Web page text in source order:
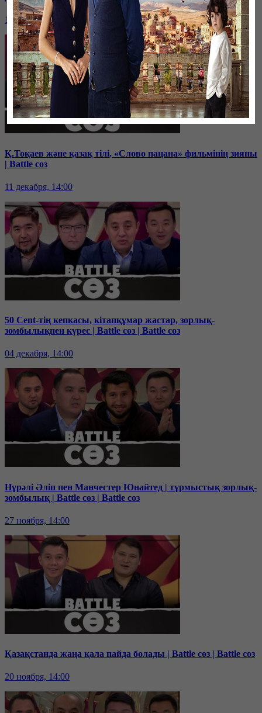
19 декабря, 14:00
Қ.Тоқаев және қазақ тілі, «Слово пацана» фильмінің зияны
| Battle соз
11 декабря, 14:00
50 Cent-тің кепкасы, кітапқұмар жастар, зорлық-
зомбылықпен күрес | Battle сөз | Battle соз
04 декабря, 14:00
Нұрәлі Әліп пен Манчестер Юнайтед | тұрмыстық зорлық-
зомбылық | Battle сөз | Battle соз
27 ноября, 14:00
Қазақстанда жаңа қала пайда болады | Battle сөз | Battle соз
20 ноября, 14:00